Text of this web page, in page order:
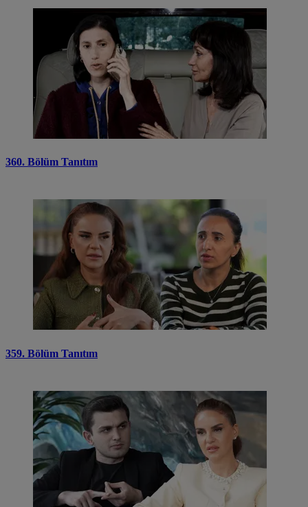
360. Bölüm Tanıtım
359. Bölüm Tanıtım